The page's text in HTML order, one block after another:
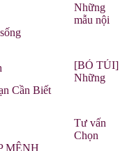
Những
mẫu nội
[BỎ TÚI]
Những
Cần Biết
Tư vấn
Chọn
MỆNH